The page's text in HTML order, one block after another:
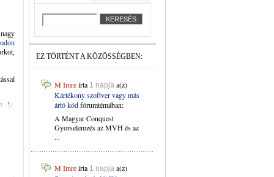
EZ TÖRTÉNT A KÖZÖSSÉGBEN:
M Imreírta 1 napja a(z)
Kártékony szoftver vagy más
ártó kódfórumtémában:
A Magyar Conquest
Gyorselemzés az MVH és az
...
M Imreírta 1 napja a(z)